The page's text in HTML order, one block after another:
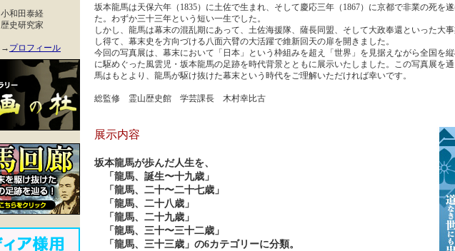
小和田泰経
歴史研究家
→ プロフィール
坂本龍馬は天保六年（1835）に土佐で生まれ、そして慶応三年（1867）に京都で非業の死を
た。わずか三十三年という短い一生でした。
しかし、龍馬は幕末の混乱期にあって、土佐海援隊、薩長同盟、そして大政奉還といった大
し得て、幕末史を方向づける八面六臂の大活躍で維新回天の扉を開きました。
今回の写真展は、幕末において「日本」という枠組みを超え「世界」を見据えながら全国を
に駆めぐった風雲児・坂本龍馬の足跡を時代背景とともに展示いたしました。この写真展を
馬はもとより、龍馬が駆け抜けた幕末という時代をご理解いただければ幸いです。
総監修 霊山歴史館 学芸課長 木村幸比古
展示内容
坂本龍馬が歩んだ人生を、
「龍馬、誕生〜十九歳 」
「龍馬、二十〜二十七歳」
「龍馬、二十八歳」
「龍馬、二十九歳」
「龍馬、三十〜三十二歳」
「龍馬、三十三歳」の6カテゴリーに分類。